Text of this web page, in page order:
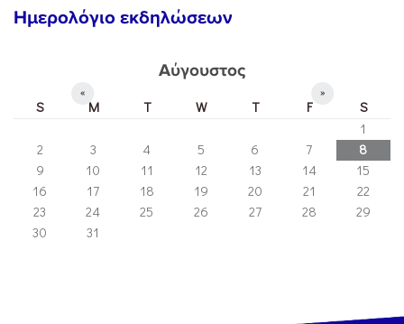
Ημερολόγιο εκδηλώσεων
Αύγουστος
« »
S M T W T F
S
1
2
3 4 5 6 7
8
9
10 11 12 13 14
15
16
17 18 19 20 21
22
23
24 25 26 27 28
29
30
31